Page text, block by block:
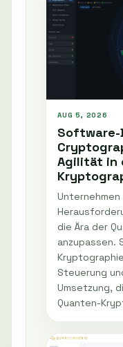
AUG 5, 2026
Software-
Agilität in
die Ära der
Steuerung
Umsetzung,
Quanten-